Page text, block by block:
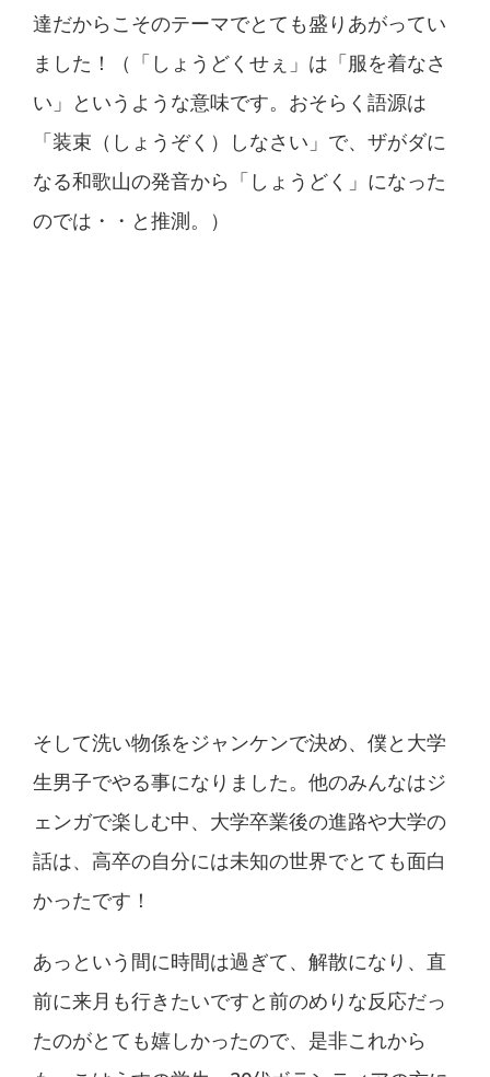
達だからこそのテーマでとても盛りあがってい
ました！（「しょうどくせぇ」は「服を着なさ
い」というような意味です。おそらく語源は
「装束（しょうぞく）しなさい」で、ザがダに
なる和歌山の発音から「しょうどく」になった
のでは・・と推測。）
そして洗い物係をジャンケンで決め、僕と大学
生男子でやる事になりました。他のみんなはジ
ェンガで楽しむ中、大学卒業後の進路や大学の
話は、高卒の自分には未知の世界でとても面白
かったです！
あっという間に時間は過ぎて、解散になり、直
前に来月も行きたいですと前のめりな反応だっ
たのがとても嬉しかったので、是非これから